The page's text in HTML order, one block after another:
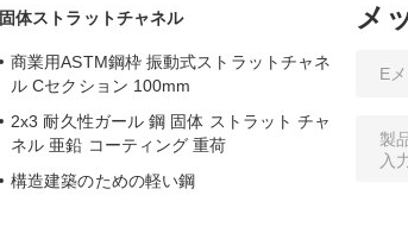
固体ストラットチャネル
商業用ASTM鋼枠 振動式ストラットチャネ
ル Cセクション 100mm
2x3 耐久性ガール 鋼 固体 ストラット チャ
ネル 亜鉛 コーティング 重荷
構造建築のための軽い鋼
メ